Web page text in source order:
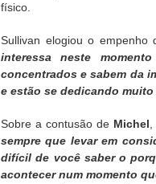
físico.
Sullivan elogiou o empenho
interessa neste
concentrados e sabem da
e estão se dedicando
Sobre a contusão de Michel,
sempre que levar em
difícil de você saber o
acontecer num momento